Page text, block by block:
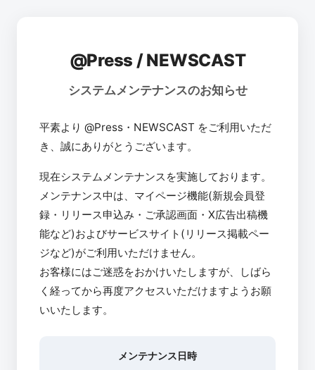
@Press / NEWSCAST
システムメンテナンスのお知らせ
平素より @Press・NEWSCAST をご利用いただ
き、誠にありがとうございます。
現在システムメンテナンスを実施しております。
メンテナンス中は、マイページ機能(新規会員登
録・リリース申込み・ご承認画面・X広告出稿機
能など)およびサービスサイト(リリース掲載ペー
ジなど)がご利用いただけません。
お客様にはご迷惑をおかけいたしますが、しばら
く経ってから再度アクセスいただけますようお願
いいたします。
メンテナンス日時